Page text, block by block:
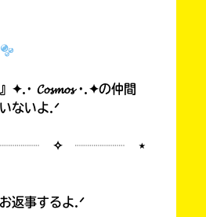
✦.· 𝓒𝓸𝓼𝓶𝓸𝓼 ·.✦の仲間
ないよ.ᐟ
✧ ┈┈┈┈ ⋆
返事するよ.ᐟ